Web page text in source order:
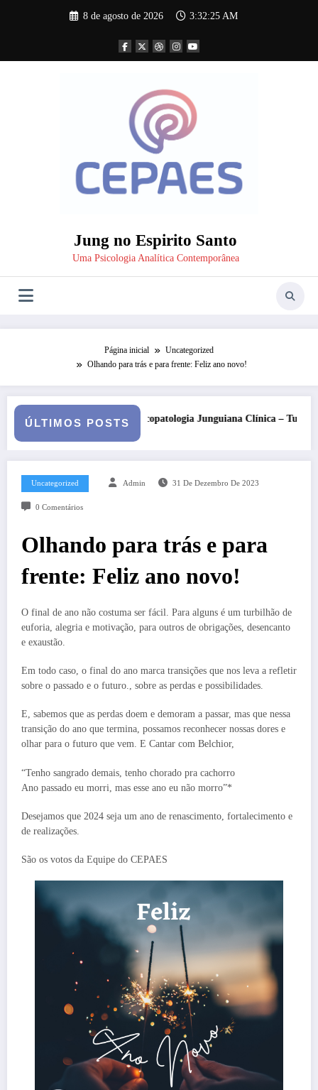
8 de agosto de 2026 3:32:26 AM
Jung no Espirito Santo
Uma Psicologia Analítica Contemporânea
Página inicial
Uncategorized
Olhando para trás e para frente: Feliz ano novo!
ÚLTIMOS POSTS
Junguiana Clínica – Turma 6 Kore, Deméter e o
Uncategorized Admin 31 De Dezembro De 2023
0 Comentários
Olhando para trás e para
frente: Feliz ano novo!
O final de ano não costuma ser fácil. Para alguns é um turbilhão de
euforia, alegria e motivação, para outros de obrigações, desencanto
e exaustão.
Em todo caso, o final do ano marca transições que nos leva a refletir
sobre o passado e o futuro., sobre as perdas e possibilidades.
E, sabemos que as perdas doem e demoram a passar, mas que nessa
transição do ano que termina, possamos reconhecer nossas dores e
olhar para o futuro que vem. E Cantar com Belchior,
“Tenho sangrado demais, tenho chorado pra cachorro
Ano passado eu morri, mas esse ano eu não morro”*
Desejamos que 2024 seja um ano de renascimento, fortalecimento e
de realizações.
São os votos da Equipe do CEPAES